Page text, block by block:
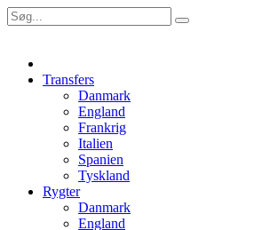
Transfers
Danmark
England
Frankrig
Italien
Spanien
Tyskland
Rygter
Danmark
England